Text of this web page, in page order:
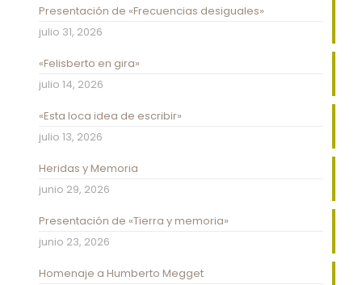
Presentación de «Frecuencias desiguales»
julio 31, 2026
«Felisberto en gira»
julio 14, 2026
«Esta loca idea de escribir»
julio 13, 2026
Heridas y Memoria
junio 29, 2026
Presentación de «Tierra y memoria»
junio 23, 2026
Homenaje a Humberto Megget